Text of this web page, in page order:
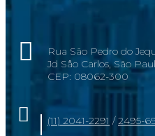
Rua São Pedro do
Jd Sâo Carlos, São
CEP: 08062-300
(11) 2041-2291 /2495-